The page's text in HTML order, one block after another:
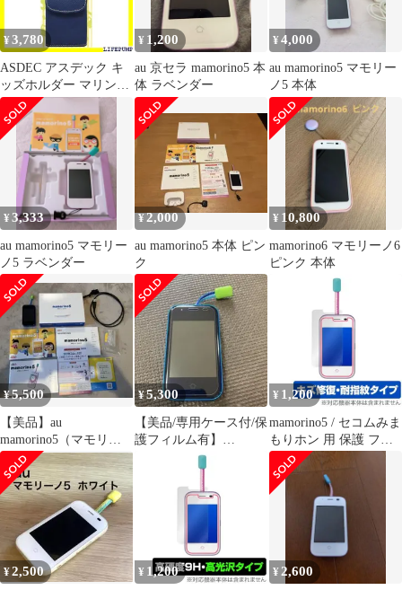
¥ 3,780
ASDEC アスデック キ
ッズホルダー マリンブ
ルー カラビナ付き 子供
ランドセル ポーチ ケー
ス 学習かばん 小学
生/SH-KM5MB 1211
¥ 1,200
au 京セラ mamorino5 本
体 ラベンダー
¥4,000
au mamorino5 マモリー
ノ5 本体
¥3,333
au mamorino5 マモリー
ノ5 ラベンダー
¥2,000
au mamorino5 本体 ピン
ク
¥ 10,800
mamorino6 マモリーノ6
ピンク 本体
¥5,500
【美品】au
mamorino5（マモリー
ノ）箱付き（ブルー）
+充電器付き
¥5,300
【美品/専用ケース付/保
護フィルム有】
mamorino5 ブルー
¥ 1,200
mamorino5 / セコムみま
もりホン 用 保護 フィ
ルム OverLay Magic for
mamorino5 / セコムみま
もりホン キズ修復 防指
紋 コーティング
¥2,500 ¥ 1,200 ¥ 2,600